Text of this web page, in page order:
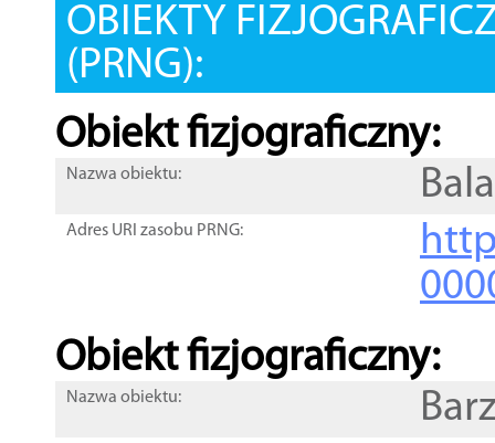
OBIEKTY
(PRNG):
Obiekt fizjograficzny:
Nazwa obiektu:
Adres URI zasobu PRNG:
Obiekt fizjograficzny:
Nazwa obiektu: